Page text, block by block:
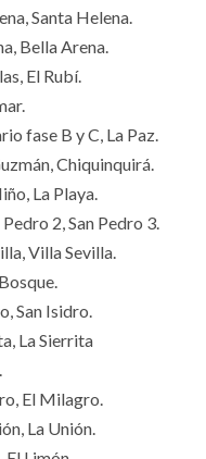
Santa Helena.
Bella Arena.
El Rubí.
fase B y C, La Paz.
Chiquinquirá.
La Playa.
2, San Pedro 3.
Villa Sevilla.
San Isidro.
La Sierrita
El Milagro.
La Unión.